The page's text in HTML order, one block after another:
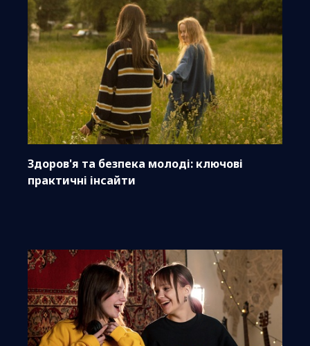
Здоров'я та безпека молоді: ключові
практичні інсайти